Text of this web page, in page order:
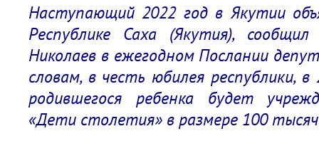
Наступающий 2022 год в Якутии
Республике Саха (Якутия),
Николаев в ежегодном Послании
словам, в честь юбилея республики,
родившегося ребенка будет
«Дети столетия» в размере 100